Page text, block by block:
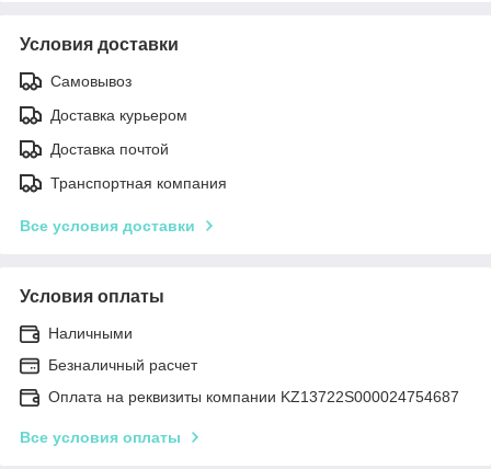
Условия доставки
Самовывоз
Доставка курьером
Доставка почтой
Транспортная компания
Все условия доставки
Условия оплаты
Наличными
Безналичный расчет
Оплата на реквизиты компании KZ13722S000024754687
Все условия оплаты